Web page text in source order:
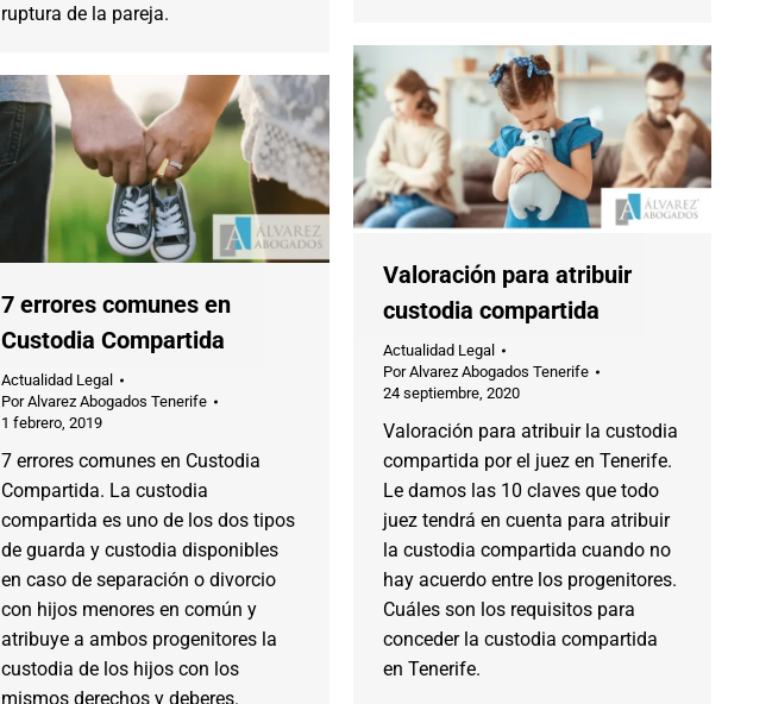
ruptura de la pareja.
Valoración para atribuir
custodia compartida
Actualidad Legal
PorAlvarez Abogados Tenerife
24 septiembre, 2020
Valoración para atribuir la custodia
compartida por el juez en Tenerife.
Le damos las 10 claves que todo
juez tendrá en cuenta para atribuir
la custodia compartida cuando no
hay acuerdo entre los progenitores.
Cuáles son los requisitos para
conceder la custodia compartida
en Tenerife.
7 errores comunes en
Custodia Compartida
Actualidad Legal
PorAlvarez Abogados Tenerife
1 febrero, 2019
7 errores comunes en Custodia
Compartida. La custodia
compartida es uno de los dos tipos
de guarda y custodia disponibles
en caso de separación o divorcio
con hijos menores en común y
atribuye a ambos progenitores la
custodia de los hijos con los
mismos derechos y deberes.